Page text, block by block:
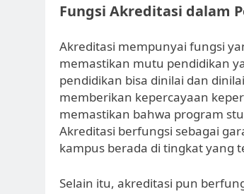
Fungsi Akreditasi dalam
Akreditasi mempunyai fungsi
memastikan mutu pendidikan
pendidikan bisa dinilai dan
memberikan kepercayaan
memastikan bahwa program
Akreditasi berfungsi sebagai
kampus berada di tingkat yang
Selain itu, akreditasi pun